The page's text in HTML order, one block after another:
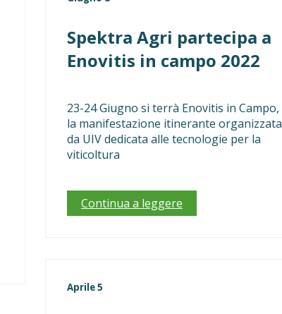
Spektra Agri partecipa a
Enovitis in campo 2022
23-24 Giugno si terrà Enovitis in Campo,
la manifestazione itinerante organizzata
da UIV dedicata alle tecnologie per la
viticoltura
Continua a leggere
Aprile 5